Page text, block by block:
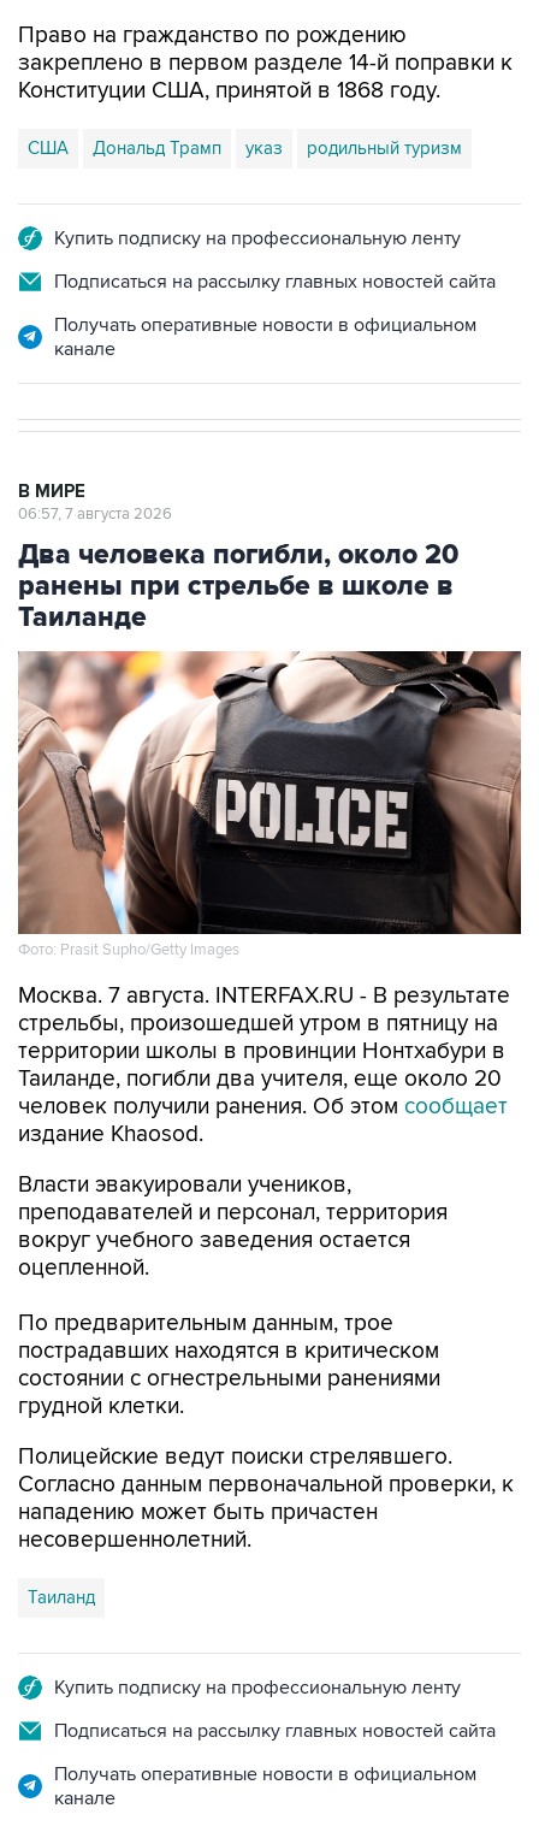
Право на гражданство по рождению
закреплено в первом разделе 14-й поправки к
Конституции США, принятой в 1868 году.
США Дональд Трамп указ родильный туризм
Купить подписку на профессиональную ленту
Подписаться на рассылку главных новостей сайта
Получать оперативные новости в официальном
канале
В МИРЕ
06:57, 7 августа 2026
Два человека погибли, около 20
ранены при стрельбе в школе в
Таиланде
Фото: Prasit Supho/Getty Images
Москва. 7 августа. INTERFAX.RU - В результате
стрельбы, произошедшей утром в пятницу на
территории школы в провинции Нонтхабури в
Таиланде, погибли два учителя, еще около 20
человек получили ранения. Об этом сообщает
издание Khaosod.
Власти эвакуировали учеников,
преподавателей и персонал, территория
вокруг учебного заведения остается
оцепленной.
По предварительным данным, трое
пострадавших находятся в критическом
состоянии с огнестрельными ранениями
грудной клетки.
Полицейские ведут поиски стрелявшего.
Согласно данным первоначальной проверки, к
нападению может быть причастен
несовершеннолетний.
Таиланд
Купить подписку на профессиональную ленту
Подписаться на рассылку главных новостей сайта
Получать оперативные новости в официальном
канале